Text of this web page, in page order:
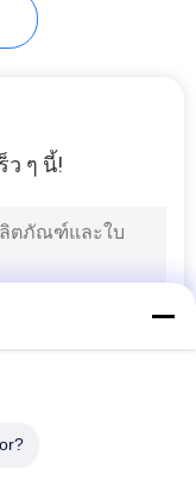
อบ
ยูวี
ว ๆ นี้!